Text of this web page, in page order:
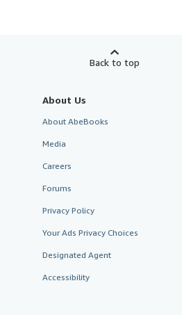
Back to top
About Us
About AbeBooks
Media
Careers
Forums
Privacy Policy
Your Ads Privacy Choices
Designated Agent
Accessibility